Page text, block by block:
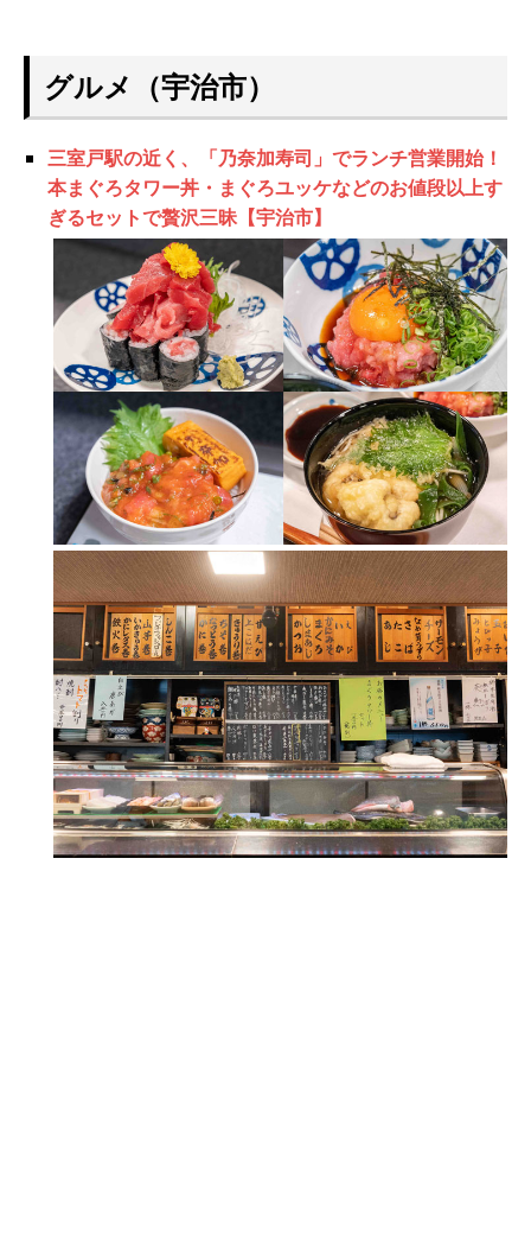
グルメ（宇治市）
三室戸駅の近く、「乃奈加寿司」でランチ営業開始！
本まぐろタワー丼・まぐろユッケなどのお値段以上す
ぎるセットで贅沢三昧【宇治市】